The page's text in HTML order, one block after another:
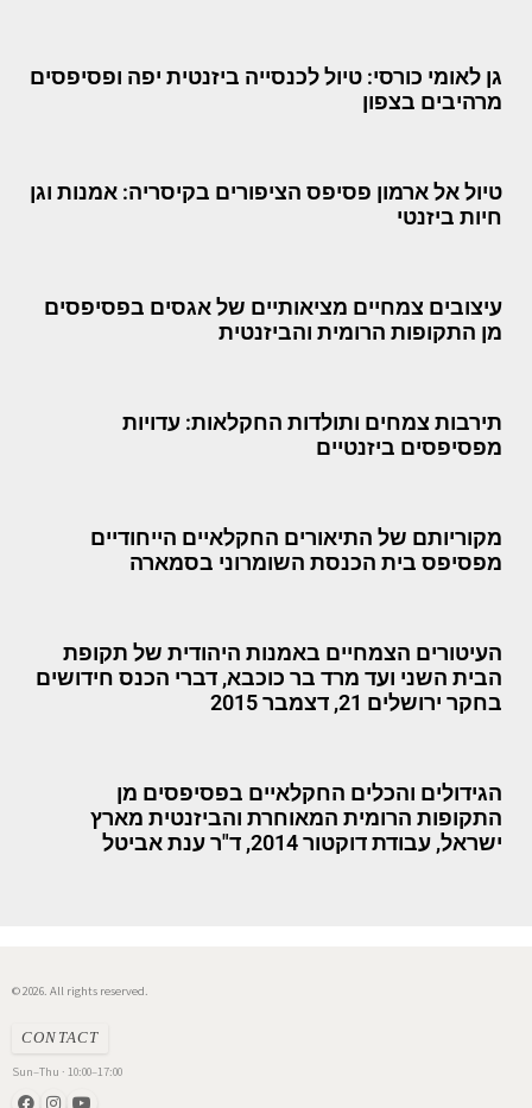
גן לאומי כורסי: טיול לכנסייה ביזנטית יפה ופסיפסים
מרהיבים בצפון
טיול אל ארמון פסיפס הציפורים בקיסריה: אמנות וגן
חיות ביזנטי
עיצובים צמחיים מציאותיים של אגסים בפסיפסים
מן התקופות הרומית והביזנטית
תירבות צמחים ותולדות החקלאות: עדויות
מפסיפסים ביזנטיים
מקוריותם של התיאורים החקלאיים הייחודיים
מפסיפס בית הכנסת השומרוני בסמארה
העיטורים הצמחיים באמנות היהודית של תקופת
הבית השני ועד מרד בר כוכבא, דברי הכנס חידושים
בחקר ירושלים 21, דצמבר 2015
הגידולים והכלים החקלאיים בפסיפסים מן
התקופות הרומית המאוחרת והביזנטית מארץ
ישראל, עבודת דוקטור 2014, ד"ר ענת אביטל
© 2026. All rights reserved.
CONTACT
Sun–Thu · 10:00–17:00